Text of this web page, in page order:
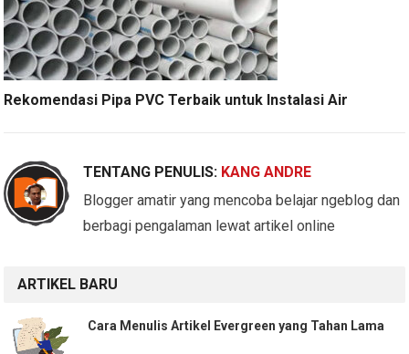
Rekomendasi Pipa PVC Terbaik untuk Instalasi Air
TENTANG PENULIS: KANG ANDRE
Blogger amatir yang mencoba belajar ngeblog dan
berbagi pengalaman lewat artikel online
ARTIKEL BARU
Cara Menulis Artikel Evergreen yang Tahan Lama